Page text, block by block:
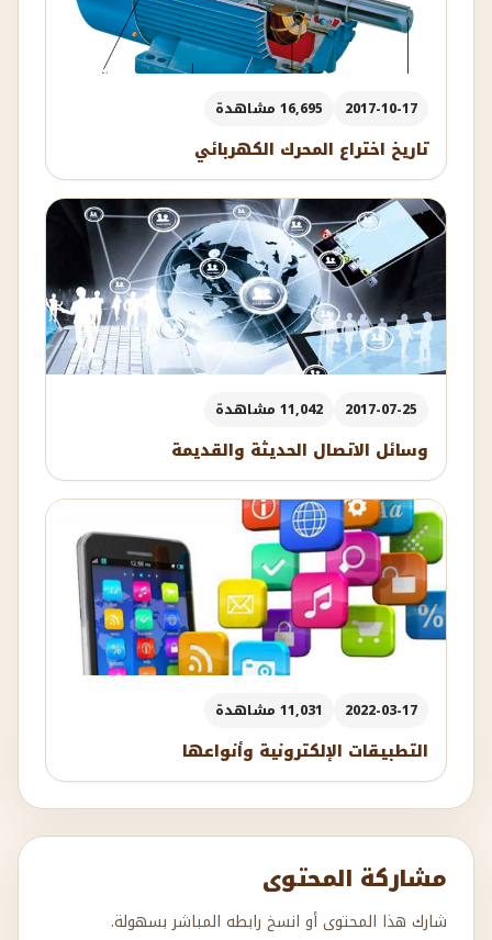
2017-10-17 16,695 مشاهدة
تاريخ اختراع المحرك الكهربائي
2017-07-25 11,042 مشاهدة
وسائل الاتصال الحديثة والقديمة
2022-03-17 11,031 مشاهدة
التطبيقات الإلكترونية وأنواعها
مشاركة المحتوى
شارك هذا المحتوى أو انسخ رابطه المباشر بسهولة.